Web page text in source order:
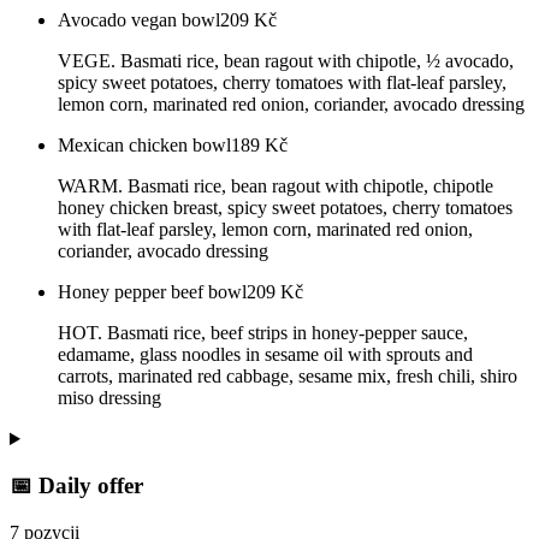
Avocado vegan bowl209 Kč
VEGE. Basmati rice, bean ragout with chipotle, ½ avocado,
spicy sweet potatoes, cherry tomatoes with flat-leaf parsley,
lemon corn, marinated red onion, coriander, avocado dressing
Mexican chicken bowl189 Kč
WARM. Basmati rice, bean ragout with chipotle, chipotle
honey chicken breast, spicy sweet potatoes, cherry tomatoes
with flat-leaf parsley, lemon corn, marinated red onion,
coriander, avocado dressing
Honey pepper beef bowl209 Kč
HOT. Basmati rice, beef strips in honey-pepper sauce,
edamame, glass noodles in sesame oil with sprouts and
carrots, marinated red cabbage, sesame mix, fresh chili, shiro
miso dressing
📅 Daily offer
7 pozycji